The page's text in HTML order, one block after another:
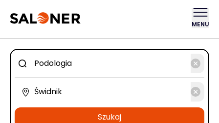
MENU
Szukaj